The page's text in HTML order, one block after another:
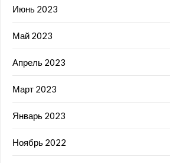
Июнь 2023
Май 2023
Апрель 2023
Март 2023
Январь 2023
Ноябрь 2022